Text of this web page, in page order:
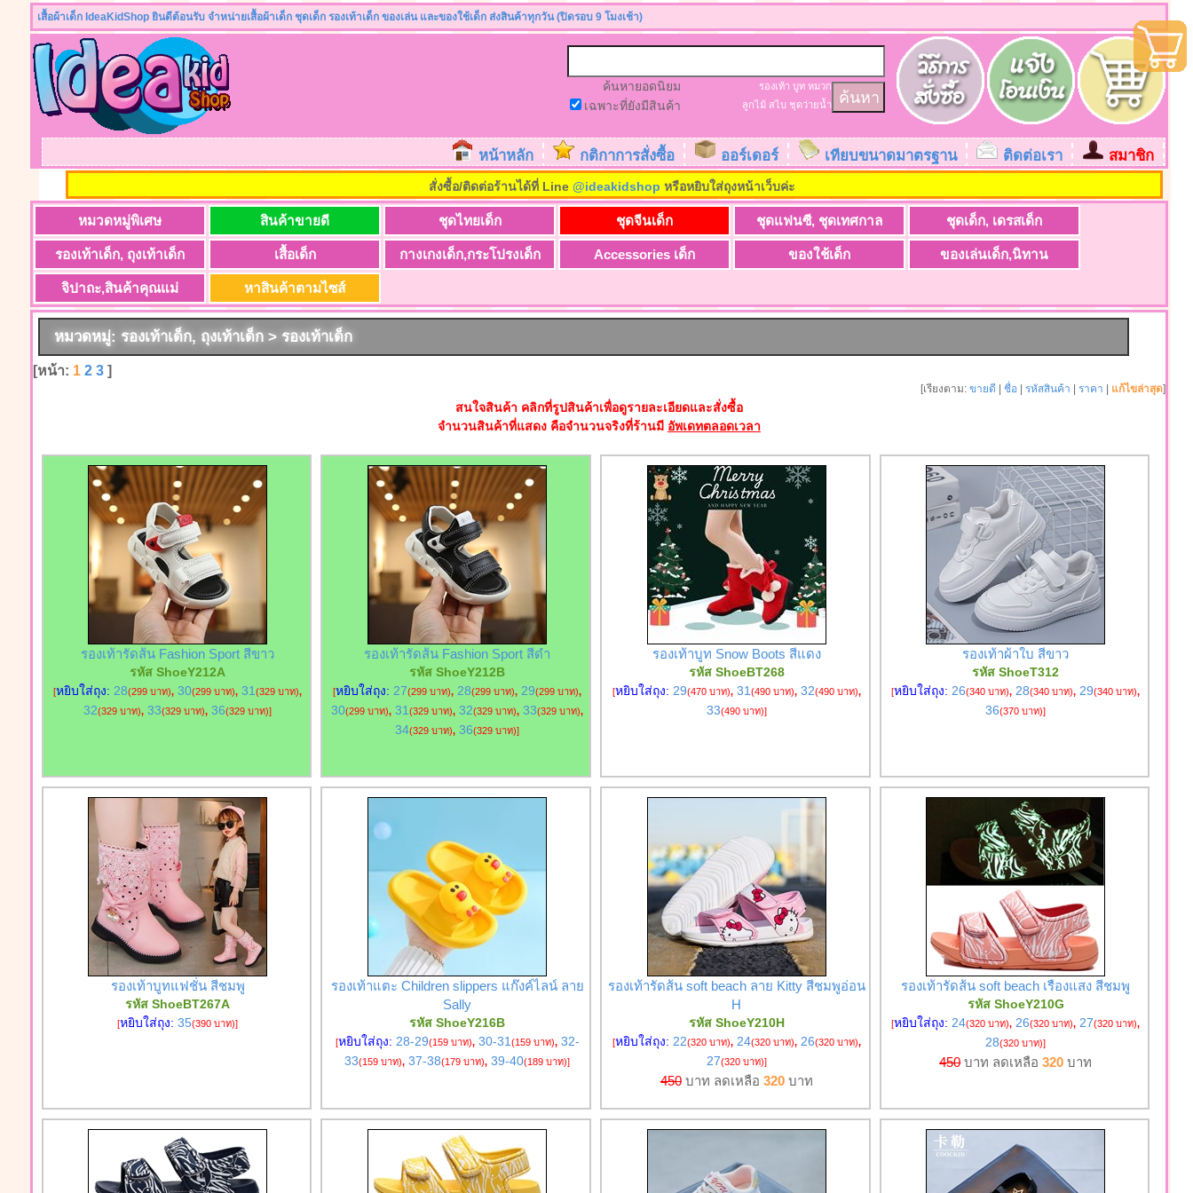
เสื้อผ้าเด็ก IdeaKidShop ยินดีต้อนรับ จำหน่ายเสื้อผ้าเด็ก ชุดเด็ก รองเท้าเด็ก ของเล่น และของใช้เด็ก ส่งสินค้าทุกวัน (ปิดรอบ 9 โมงเช้า)
ค้นหายอดนิยม
เฉพาะที่ยังมีสินค้า
รองเท้า บูท หมวก
ลูกไม้ สไบ ชุดว่ายน้ำ
หน้าหลัก กติกาการสั่งซื้อ ออร์เดอร์ เทียบขนาดมาตรฐาน ติดต่อเรา สมาชิก
สั่งซื้อ/ติดต่อร้านได้ที่ Line@ideakidshop หรือหยิบใส่ถุงหน้าเว็บค่ะ
หมวดหมู่พิเศษ สินค้าขายดี ชุดไทยเด็ก ชุดจีนเด็ก ชุดแฟนซี, ชุดเทศกาล ชุดเด็ก, เดรสเด็ก
รองเท้าเด็ก, ถุงเท้าเด็ก เสื้อเด็ก กางเกงเด็ก,กระโปรงเด็ก Accessories เด็ก ของใช้เด็ก ของเล่นเด็ก,นิทาน
จิปาถะ,สินค้าคุณแม่ หาสินค้าตามไซส์
หมวดหมู่: รองเท้าเด็ก, ถุงเท้าเด็ก > รองเท้าเด็ก
[หน้า: 1 2 3]
[เรียงตาม:ขายดี |ชื่อ รหัสสินค้า ราคา แก้ไขล่าสุด]
สนใจสินค้า คลิกที่รูปสินค้าเพื่อดูรายละเอียดและสั่งซื้อ
จำนวนสินค้าที่แสดง คือจำนวนจริงที่ร้านมี อัพเดทตลอดเวลา
รองเท้ารัดส้น Fashion Sport สีขาว
รหัส ShoeY212A
[หยิบใส่ถุง: 28(299 บาท), 30(299 บาท), 31(329 บาท),
32(329 บาท), 33(329 บาท), 36(329 บาท)]
รองเท้ารัดส้น Fashion Sport สีดำ
รหัส ShoeY212B
[หยิบใส่ถุง: 27(299 บาท), 28(299 บาท), 29(299 บาท),
30(299 บาท), 31(329 บาท), 32(329 บาท), 33(329 บาท),
34(329 บาท), 36(329 บาท)]
รองเท้าบูท Snow Boots สีแดง
รหัส ShoeBT268
[หยิบใส่ถุง: 29(470 บาท), 31 (490 บาท), 32(490 บาท),
33(490 บาท)]
รองเท้าผ้าใบ สีขาว
รหัส ShoeT312
[หยิบใส่ถุง: 26(340 บาท), 28(340 บาท), 29(340 บาท),
36(370 บาท)]
รองเท้าบูทแฟชั่น สีชมพู
รหัส ShoeBT267A
[หยิบใส่ถุง:35(390 บาท)]
รองเท้าแตะ Children slippers แก๊งค์ไลน์ ลาย
Sally
รหัส ShoeY216B
[หยิบใส่ถุง: 28-29(159 บาท), 30-31 (159 บาท), 32-
33(159 บาท), 37-38(179 บาท), 39-40(189 บาท)]
รองเท้ารัดส้น soft beach ลาย Kitty สีชมพูอ่อน
H
รหัส ShoeY210H
[หยิบใส่ถุง: 22(320 บาท), 24(320 บาท), 26(320 บาท),
27(320 บาท)]
450บาท ลดเหลือ 320บาท
รองเท้ารัดส้น soft beach เรืองแสง สีชมพู
รหัส ShoeY210G
[หยิบใส่ถุง: 24(320 บาท), 26(320 บาท), 27(320 บาท),
28(320 บาท)]
450บาท ลดเหลือ320 บาท